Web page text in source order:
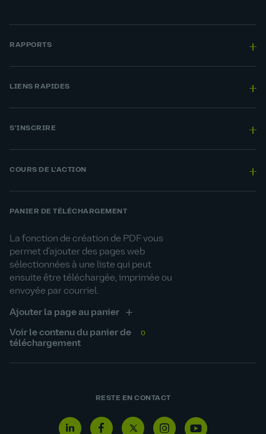
RAPPORTS
LIENS RAPIDES
S'INSCRIRE
COURS DE L'ACTION
PANIER DE TÉLÉCHARGEMENT
La fonction de création de PDF vous
permet d’ajouter des pages web
sélectionnées à une liste qui peut
ensuite être téléchargée, imprimée ou
envoyée par courriel.
Ajouter la page au panier
Voir le contenu du panier de
téléchargement
0
RESTE EN CONTACT